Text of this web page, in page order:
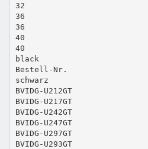
32
36
36
40
40
black
Bestell-Nr.
schwarz
BVIDG-U212GT
BVIDG-U217GT
BVIDG-U242GT
BVIDG-U247GT
BVIDG-U297GT
BVIDG-U293GT